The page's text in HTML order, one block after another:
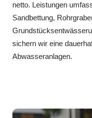
netto. Leistungen
Sandbettung,
sichern wir eine
Abwasseranlagen.